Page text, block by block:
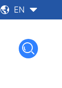
 EN 
